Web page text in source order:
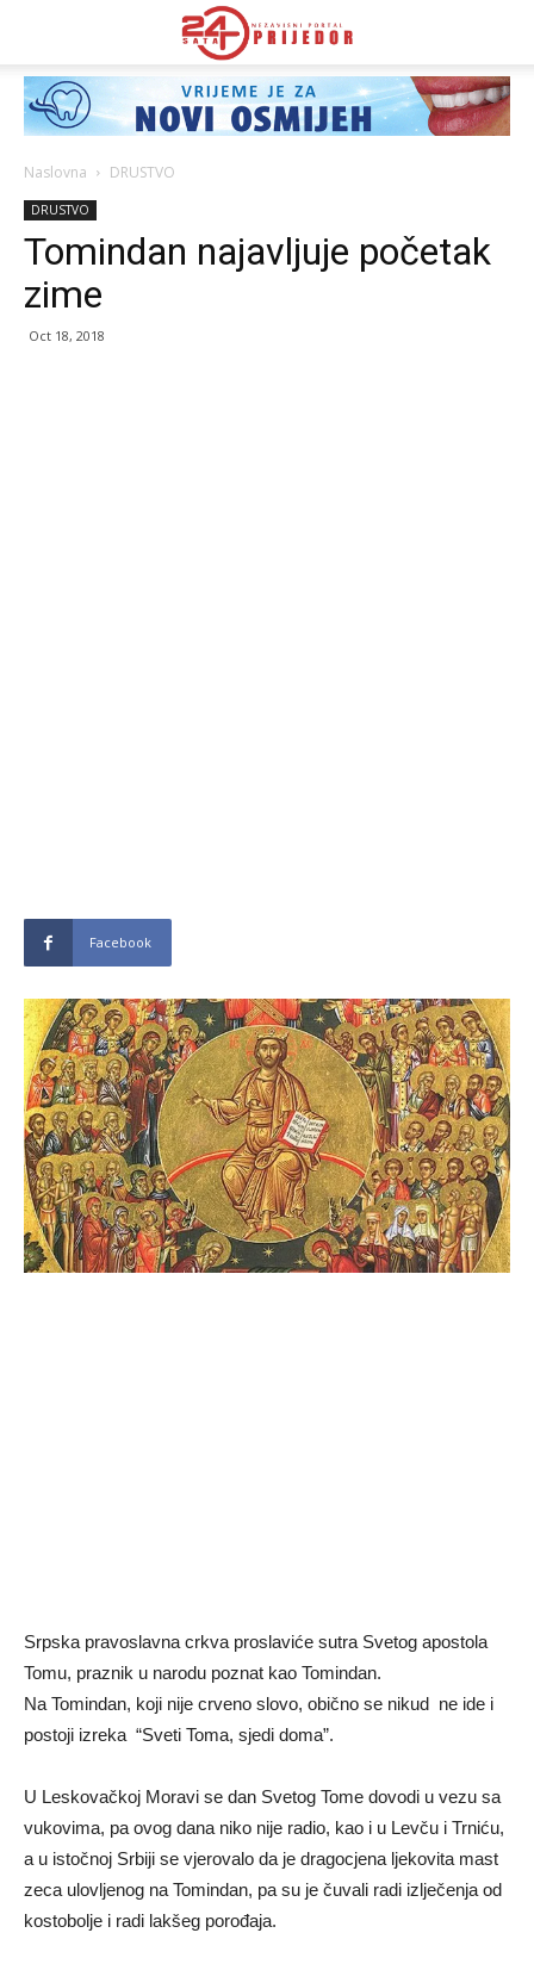
Naslovna DRUSTVO
DRUSTVO
Tomindan najavljuje početak
zime
Oct 18, 2018
Facebook
Srpska pravoslavna crkva proslaviće sutra Svetog apostola
Tomu, praznik u narodu poznat kao Tomindan.
Na Tomindan, koji nije crveno slovo, obično se nikud ne ide i
postoji izreka “Sveti Toma, sjedi doma”.
U Leskovačkoj Moravi se dan Svetog Tome dovodi u vezu sa
vukovima, pa ovog dana niko nije radio, kao i u Levču i Trniću,
a u istočnoj Srbiji se vjerovalo da je dragocjena ljekovita mast
zeca ulovljenog na Tomindan, pa su je čuvali radi izlječenja od
kostobolje i radi lakšeg porođaja.